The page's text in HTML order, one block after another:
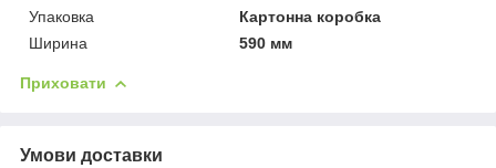
Упаковка
Картонна коробка
Ширина
590 мм
Приховати
Умови доставки